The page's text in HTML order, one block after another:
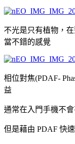
不光是只有植物，
當不錯的感覺
相位對焦(PDAF-
益
通常在入門手機不
但是藉由 PDAF 快